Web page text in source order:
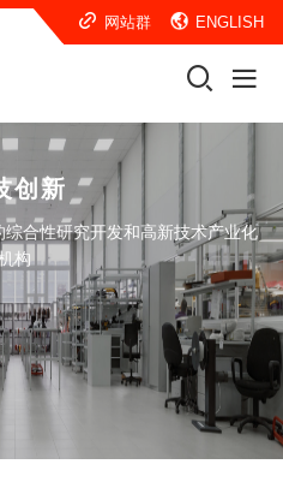
网站群 ENGLISH
创新
合性研究开发和高新技术产业化
构